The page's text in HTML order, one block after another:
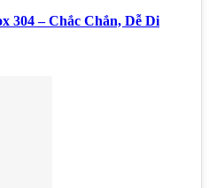
304 – Chắc Chắn, Dễ Di